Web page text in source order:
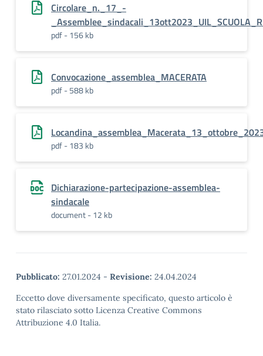
Circolare_n._17_-
pdf - 156 kb
Convocazione_assemblea_MACERATA
pdf - 588 kb
pdf - 183 kb
Dichiarazione-partecipazione-assemblea-
sindacale
document - 12 kb
Pubblicato: 27.01.2024 - Revisione: 24.04.2024
Eccetto dove diversamente specificato, questo articolo è
stato rilasciato sotto Licenza Creative Commons
Attribuzione 4.0 Italia.